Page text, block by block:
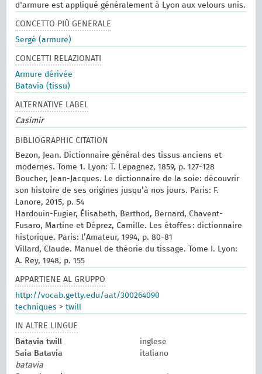
d'armure est appliqué généralement à Lyon aux velours unis.
CONCETTO PIÙ GENERALE
Sergé (armure)
CONCETTI RELAZIONATI
Armure dérivée
Batavia (tissu)
ALTERNATIVE LABEL
Casimir
BIBLIOGRAPHIC CITATION
Bezon, Jean. Dictionnaire général des tissus anciens et
modernes.‎ Tome 1.‎ Lyon: T. Lepagnez, 1859, p. 127-128
Boucher, Jean-Jacques. Le dictionnaire de la soie: découvrir
son histoire de ses origines jusqu’à nos jours. Paris: F.
Lanore, 2015, p. 54
Hardouin-Fugier, Élisabeth, Berthod, Bernard, Chavent-
Fusaro, Martine et Déprez, Camille. Les étoffes : dictionnaire
historique. Paris: l’Amateur, 1994, p. 80-81
Villard, Claude. Manuel de théorie du tissage. Tome I. Lyon:
A. Rey, 1948, p. 155
APPARTIENE AL GRUPPO
http://vocab.getty.edu/aat/300264090
techniques >twill
IN ALTRE LINGUE
Batavia twill
inglese
Saia Batavia
italiano
batavia